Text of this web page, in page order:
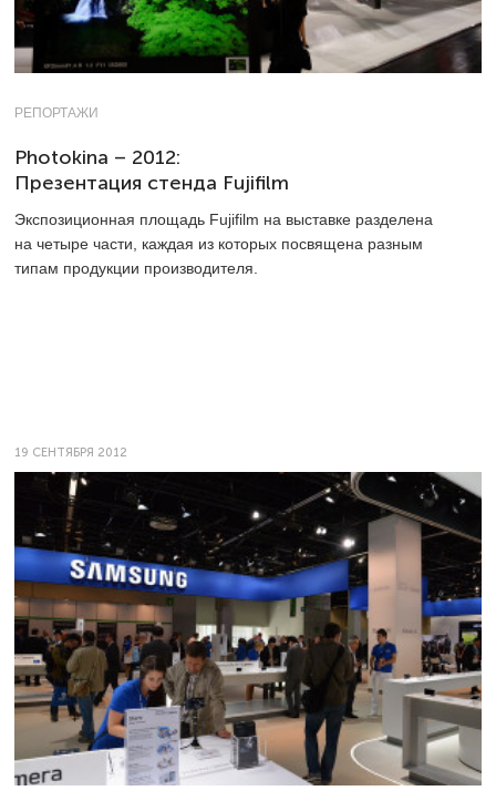
РЕПОРТАЖИ
Photokina – 2012:
Презентация стенда Fujifilm
Экспозиционная площадь Fujifilm на выставке разделена
на четыре части, каждая из которых посвящена разным
типам продукции производителя.
19 СЕНТЯБРЯ 2012